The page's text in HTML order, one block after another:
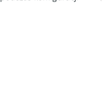
i planowanie